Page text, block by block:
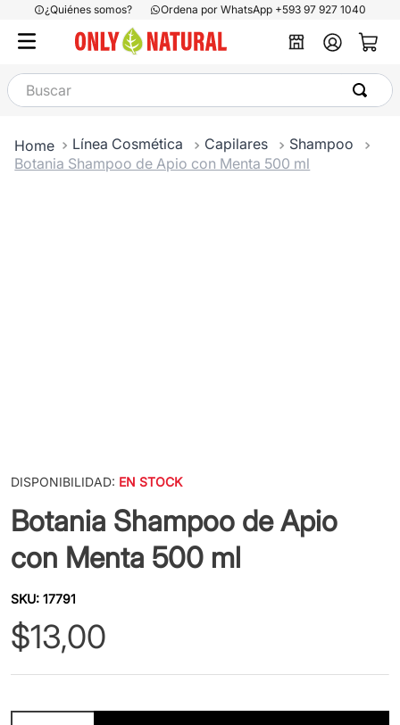
¿Quiénes somos? Ordena por WhatsApp +593 97 927 1040
Buscar
Línea Cosmética Capilares
Shampoo
Botania Shampoo de Apio con Menta 500 ml
DISPONIBILIDAD: EN STOCK
Botania Shampoo de Apio
con Menta 500 ml
SKU:17791
$13,00